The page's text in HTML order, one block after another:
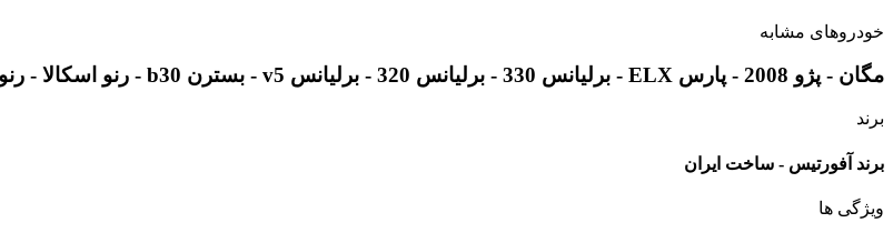
خودروهای مشابه
مگان - پژو 2008 - پارس ELX - برلیانس 330 - برلیانس 320 - برلیانس v5 - بسترن b30 - رنو اسکالا - رنو داستر - سیتروئن c3 - ام جی 360 - عقب ام جی 350 - ام جی GT
برند
برند آفورتیس - ساخت ایران
ویژگی ها